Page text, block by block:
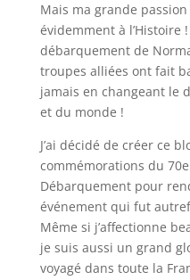
Mais ma grande
évidemment à l’Histoire
débarquement de
troupes alliées ont fait
jamais en changeant le
et du monde !
J’ai décidé de créer ce
commémorations du
Débarquement pour
événement qui fut
Même si j’affectionne
je suis aussi un grand
voyagé dans toute la